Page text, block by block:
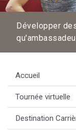
Développer
Accueil
Tournée virtuelle
Destination